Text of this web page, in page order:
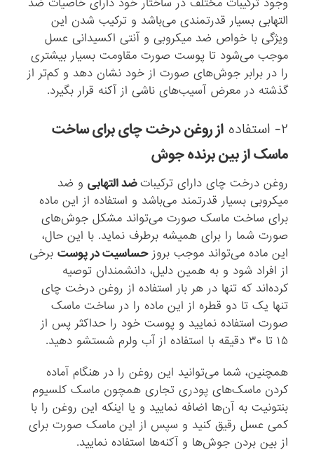
التهابی بسیار قدرتمندی می‌باشد و ترکیب شدن این
ویژگی با خواص ضد میکروبی و آنتی اکسیدانی عسل
موجب می‌شود تا پوست صورت مقاومت بسیار بیشتری
را در برابر جوش‌های صورت از خود نشان دهد و کم‌تر از
گذشته در معرض آسیب‌های ناشی از آکنه قرار بگیرد.
۲- استفاده
از روغن درخت چای برای ساخت
ماسک از بین برنده جوش
روغن درخت چای دارای ترکیباتضد التهابی و ضد
میکروبی بسیار قدرتمند می‌باشد و استفاده از این ماده
برای ساخت ماسک صورت می‌تواند مشکل جوش‌های
صورت شما را برای همیشه برطرف نماید. با این حال،
این ماده می‌تواند موجب بروزحساسیت در پوست برخی
از افراد شود و به همین دلیل، دانشمندان توصیه
کرده‌اند که تنها در هر بار استفاده از روغن درخت چای
تنها یک تا دو قطره از این ماده را در ساخت ماسک
صورت استفاده نمایید و پوست خود را حداکثر پس از
۱۵ تا ۳۰ دقیقه با استفاده از آب ولرم شستشو دهید.
همچنین، شما می‌توانید این روغن را در هنگام آماده
کردن ماسک‌های پودری تجاری همچون ماسک کلسیوم
بنتونیت به آن‌ها اضافه نمایید و یا اینکه این روغن را با
کمی عسل رقیق کنید و سپس از این ماسک صورت برای
از بین بردن جوش‌ها و آکنه‌ها استفاده نمایید.